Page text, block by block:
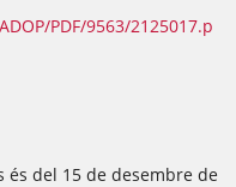
PDF/9563/2125017.p
del 15 de desembre de